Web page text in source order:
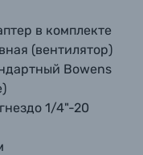
в комплекте
(вентилятор)
Bowens
1/4"-20